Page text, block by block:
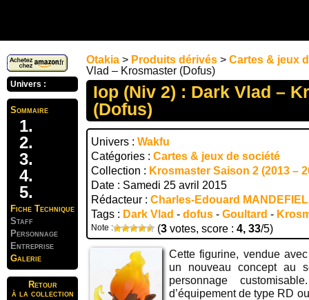
Univers :
Sommaire
Fiche Technique
Staff
Personnage
Entreprise
Galerie
Retour
à la collection
Otakia > Produits dérivés > Cartes & jeux
Vlad – Krosmaster (Dofus)
Iop (Niv 2) : Dark Vlad –
(Dofus)
Univers : Wakfu
Catégories : Cartes & jeux de société
Collection : Krosmaster Saison 2 (2013 –
Date : Samedi 25 avril 2015
Rédacteur : Charles-Edouard
Tags : Dark Vlad - dofus - Goultard -
Note : (3 votes, score : 4, 33/5)
Cette figurine, vendue
un nouveau concept au
personnage
d’équipement de type RD